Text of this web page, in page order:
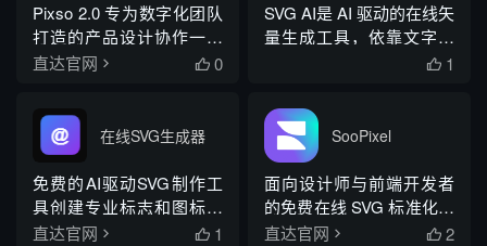
Pixso 2.0 专为数字化团队
打造的产品设计协作一体
化工具
直达官网  0
SVG AI是 AI 驱动的在线矢
量生成工具，依靠文字描
述或参考图一键生成可编
 1
在线SVG生成器
免费的AI驱动SVG制作工
具创建专业标志和图标。
无需注册，在浏览器中自
直达官网  1
SooPixel
面向设计师与前端开发者
的免费在线 SVG 标准化处
理工具，内置 400 + 精选
直达官网  2